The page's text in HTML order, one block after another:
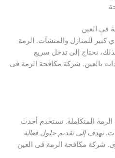
في العين
كبير للمنازل والمنشآت. الرمة
نحتاج إلى تدخل سريع
شركة مكافحة الرمة فى
المتكاملة. نستخدم أحدث
نهدف إلى تقديم حلول فعالة
. شركة مكافحة الرمة فى العين